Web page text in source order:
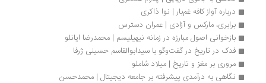
درباره آواز کافه غم‌بار | نوا ذاکری
برابری، مارکس و آزادی | عمران دسترس
بازخوانی اصول مبارزه در زمانه نیهیلیسم | محمدرضا ایانلو
فدک در تاریخ در گفت‌وگو با سیدابوالقاسم حسینی ژرفا
مروری بر مغز و تاریخ | میلاد شاملو
نگاهی به درآمدی پیشرفته بر جامعه دیجیتال | محمدحسن